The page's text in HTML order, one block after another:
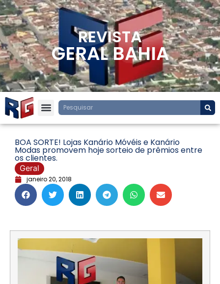
REVISTA
GERAL BAHIA
BOA SORTE! Lojas Kanário Móvéis e Kanário
Modas promovem hoje sorteio de prêmios entre
os clientes.
Geral
janeiro 20, 2018